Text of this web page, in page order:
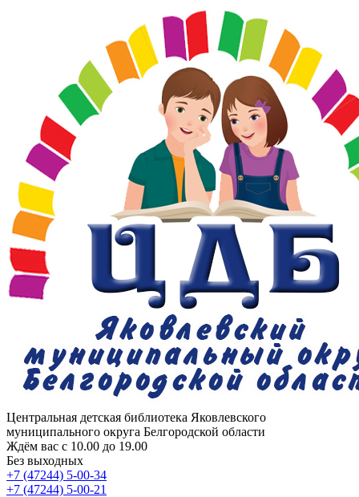
Центральная детская библиотека Яковлевского
муниципального округа Белгородской области
Ждём вас с 10.00 до 19.00
Без выходных
+7 (47244) 5-00-34
+7 (47244) 5-00-21